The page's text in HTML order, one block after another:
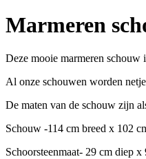
Marmeren
Deze mooie marmeren
Al onze schouwen worden
De maten van de schouw zijn
Schouw -114 cm breed x 102
Schoorsteenmaat- 29 cm diep x